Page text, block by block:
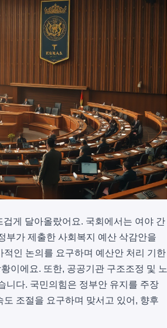
게 달아올랐어요. 국회에서는 여야 간
부가 제출한 사회복지 예산 삭감안을
인 논의를 요구하며 예산안 처리 기한
이에요. 또한, 공공기관 구조조정 및 노
니다. 국민의힘은 정부안 유지를 주장
조절을 요구하며 맞서고 있어, 향후